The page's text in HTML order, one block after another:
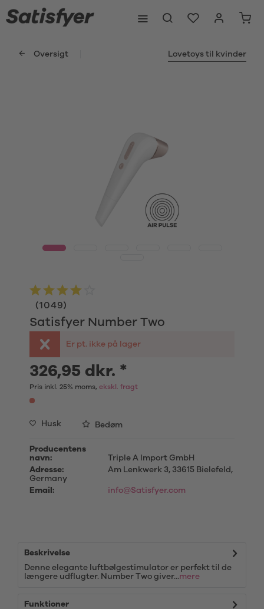
Oversigt Lovetoys til kvinder
Satisfyer Number Two
(1049)
Er pt. ikke på lager
326,95 dkr. *
Pris inkl. 25% moms, ekskl. fragt
Husk Bedøm
Producentens
navn:
Triple A Import GmbH
Adresse:
Am Lenkwerk 3, 33615 Bielefeld,
Germany
Email:
info@Satisfyer.com
Beskrivelse
Denne elegante luftbølgestimulator er perfekt til de
længere udflugter. Number Two giver...mere
Funktioner